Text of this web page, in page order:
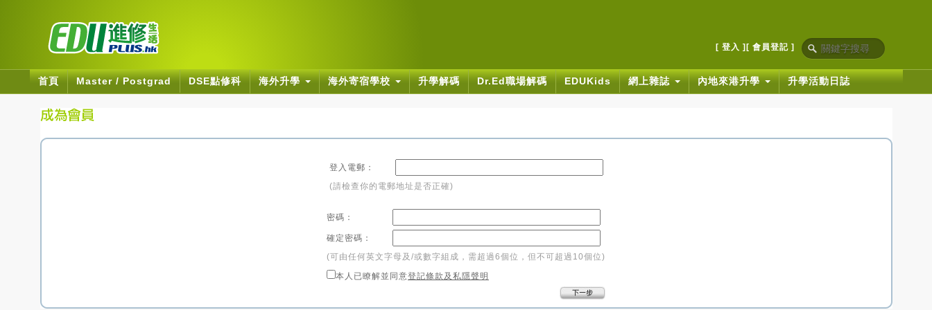
[ 登入 ] [ 會員登記 ]
首頁 Master / Postgrad DSE點修科 海外升學 海外寄宿學校 升學解碼 Dr.Ed職場解碼 EDUKids 網上雜誌 內地來港升學 升學活動日誌
登入電郵：
(請檢查你的電郵地址是否正確)
密碼：
確定密碼：
(可由任何英文字母及/或數字組成，需超過6個位，但不可超過10個位)
本人已瞭解並同意登記條款及私隱聲明